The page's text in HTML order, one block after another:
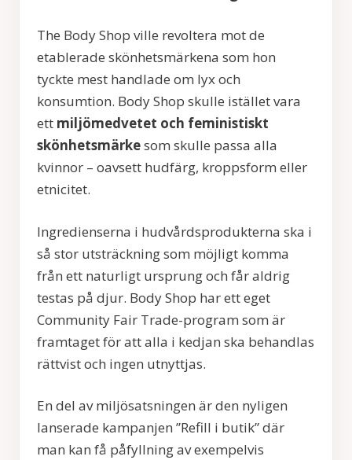
The Body Shop ville revoltera mot de
etablerade skönhetsmärkena som hon
tyckte mest handlade om lyx och
konsumtion. Body Shop skulle istället vara
ett miljömedvetet och feministiskt
skönhetsmärkesom skulle passa alla
kvinnor – oavsett hudfärg, kroppsform eller
etnicitet.
Ingredienserna i hudvårdsprodukterna ska i
så stor utsträckning som möjligt komma
från ett naturligt ursprung och får aldrig
testas på djur. Body Shop har ett eget
Community Fair Trade-program som är
framtaget för att alla i kedjan ska behandlas
rättvist och ingen utnyttjas.
En del av miljösatsningen är den nyligen
lanserade kampanjen ”Refill i butik” där
man kan få påfyllning av exempelvis